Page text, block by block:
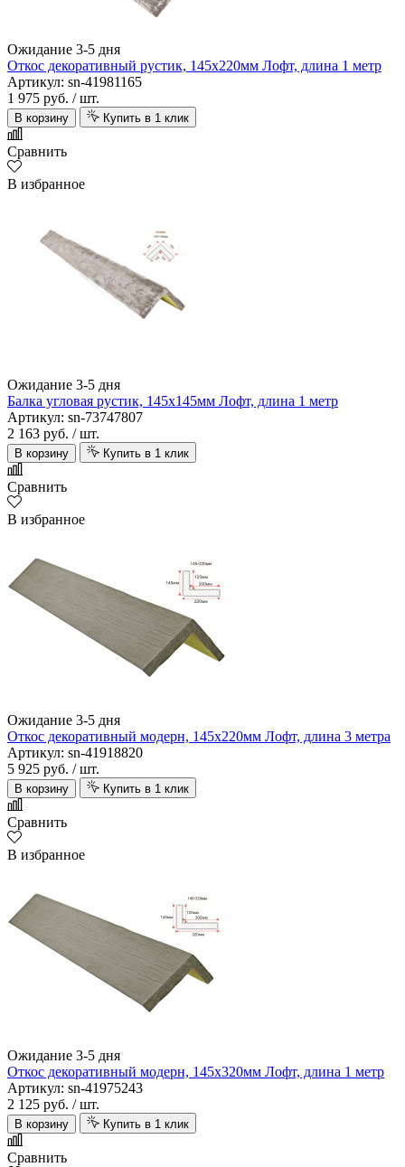
Ожидание 3-5 дня
Откос декоративный рустик, 145х220мм Лофт, длина 1 метр
Артикул: sn-41981165
1 975 руб. / шт.
В корзину Купить в 1 клик
Сравнить
В избранное
Ожидание 3-5 дня
Балка угловая рустик, 145х145мм Лофт, длина 1 метр
Артикул: sn-73747807
2 163 руб. / шт.
В корзину Купить в 1 клик
Сравнить
В избранное
Ожидание 3-5 дня
Откос декоративный модерн, 145х220мм Лофт, длина 3 метра
Артикул: sn-41918820
5 925 руб. / шт.
В корзину Купить в 1 клик
Сравнить
В избранное
Ожидание 3-5 дня
Откос декоративный модерн, 145х320мм Лофт, длина 1 метр
Артикул: sn-41975243
2 125 руб. / шт.
В корзину Купить в 1 клик
Сравнить